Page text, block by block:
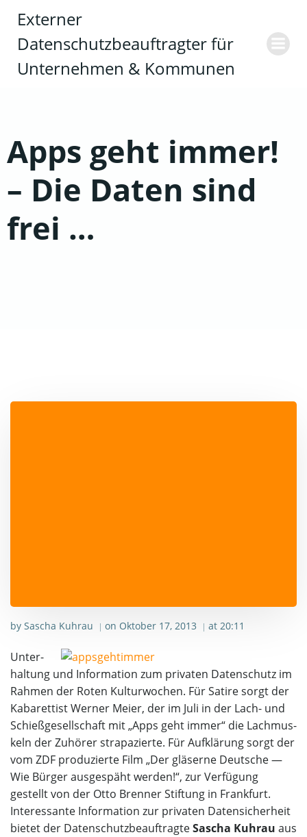
springen
Externer
Datenschutzbeauftragter für
Unternehmen & Kommunen
Apps geht immer!
– Die Daten sind
frei …
by Sascha Kuhrau | on Oktober 17, 2013 | at 20:11
Unter­
hal­tung und Infor­ma­ti­on zum pri­va­ten Daten­schutz im
Rah­men der Roten Kul­tur­wo­chen. Für Sati­re sorgt der
Kaba­ret­tist Wer­ner Mei­er, der im Juli in der Lach- und
Schieß­ge­sell­schaft mit „Apps geht immer“ die Lach­mus­
keln der Zuhö­rer stra­pa­zier­te. Für Auf­klä­rung sorgt der
vom ZDF pro­du­zier­te Film „Der glä­ser­ne Deut­sche —
Wie Bür­ger aus­ge­späht wer­den!“, zur Ver­fü­gung
gestellt von der Otto Bren­ner Stif­tung in Frank­furt.
Inter­es­san­te Infor­ma­ti­on zur pri­va­ten Daten­si­cher­heit
bie­tet der Daten­schutz­be­auf­trag­teSascha Kuhr­au aus